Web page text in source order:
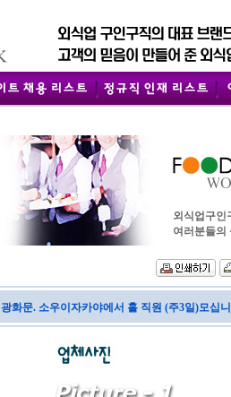
외식업구인
여러분들의
광화문. 소우이자카야에서 홀 직원 (주3일)모십